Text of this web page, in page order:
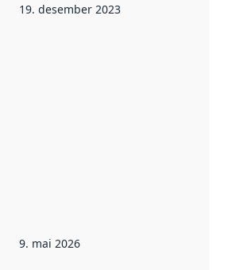
ble
19. desember 2023
9. mai 2026